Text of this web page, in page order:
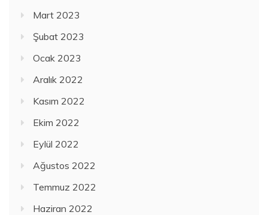
Mart 2023
Şubat 2023
Ocak 2023
Aralık 2022
Kasım 2022
Ekim 2022
Eylül 2022
Ağustos 2022
Temmuz 2022
Haziran 2022